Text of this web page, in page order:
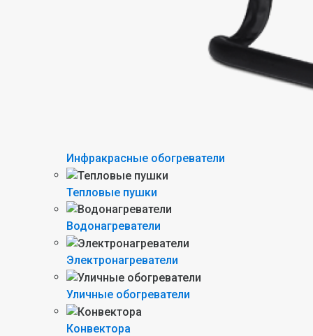
Инфракрасные обогреватели
Тепловые пушки
Водонагреватели
Электронагреватели
Уличные обогреватели
Конвектора